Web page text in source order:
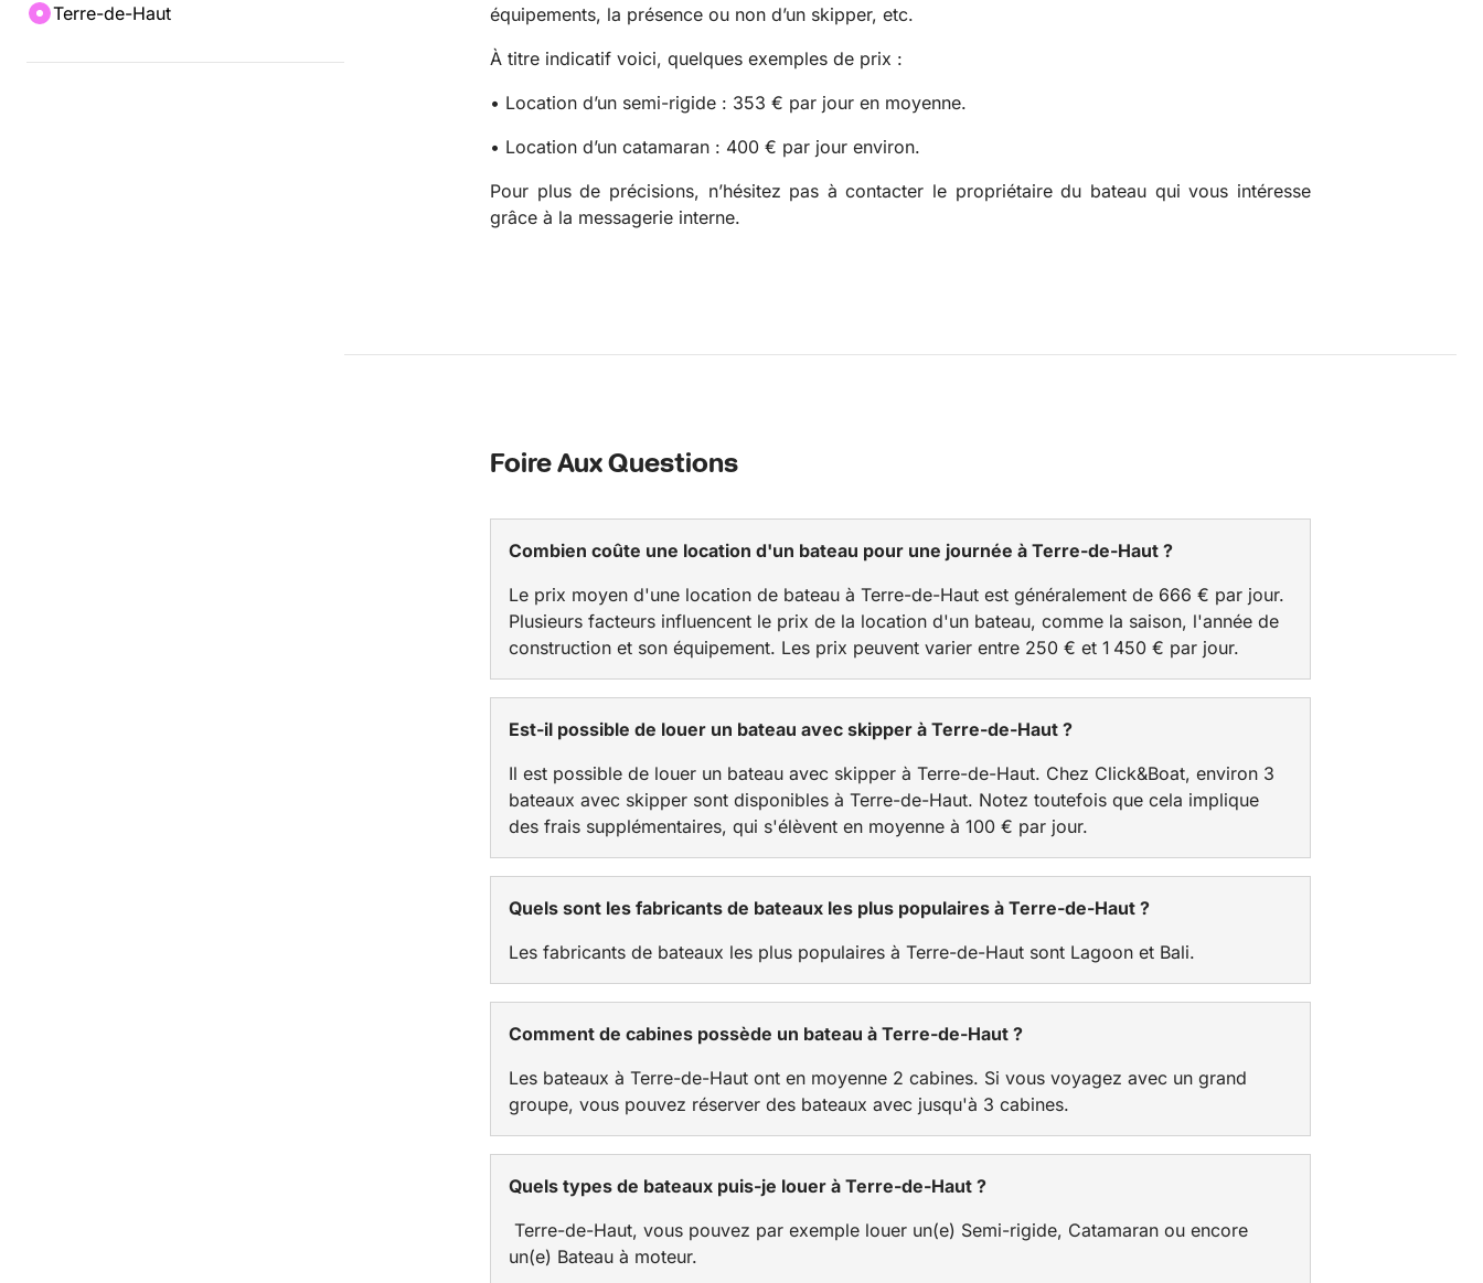
Terre-de-Haut
équipements, la présence ou non d’un skipper, etc.
À titre indicatif voici, quelques exemples de prix :
• Location d’un semi-rigide : 353 € par jour en moyenne.
• Location d’un catamaran : 400 € par jour environ.
Pour plus de précisions, n’hésitez pas à contacter le propriétaire du bateau qui vous intéresse
grâce à la messagerie interne.
Foire Aux Questions
Combien coûte une location d'un bateau pour une journée à Terre-de-Haut ?
Le prix moyen d'une location de bateau à Terre-de-Haut est généralement de 666 € par jour.
Plusieurs facteurs influencent le prix de la location d'un bateau, comme la saison, l'année de
construction et son équipement. Les prix peuvent varier entre 250 € et 1 450 € par jour.
Est-il possible de louer un bateau avec skipper à Terre-de-Haut ?
Il est possible de louer un bateau avec skipper à Terre-de-Haut. Chez Click&Boat, environ 3
bateaux avec skipper sont disponibles à Terre-de-Haut. Notez toutefois que cela implique
des frais supplémentaires, qui s'élèvent en moyenne à 100 € par jour.
Quels sont les fabricants de bateaux les plus populaires à Terre-de-Haut ?
Les fabricants de bateaux les plus populaires à Terre-de-Haut sont Lagoon et Bali.
Comment de cabines possède un bateau à Terre-de-Haut ?
Les bateaux à Terre-de-Haut ont en moyenne 2 cabines. Si vous voyagez avec un grand
groupe, vous pouvez réserver des bateaux avec jusqu'à 3 cabines.
Quels types de bateaux puis-je louer à Terre-de-Haut ?
Terre-de-Haut, vous pouvez par exemple louer un(e) Semi-rigide, Catamaran ou encore
un(e) Bateau à moteur.